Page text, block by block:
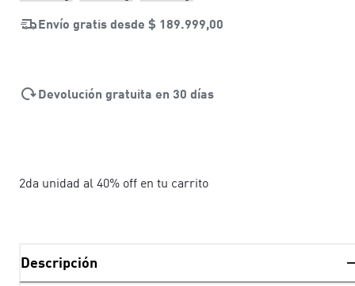
Envío gratis desde $ 189.999,00
Devolución gratuita en 30 días
2da unidad al 40% off en tu carrito
Descripción